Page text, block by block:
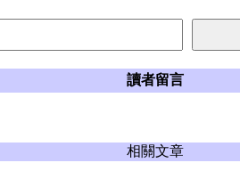
讀者留言
相關文章